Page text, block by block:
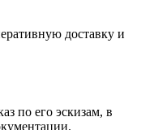
доставку и
по его эскизам, в